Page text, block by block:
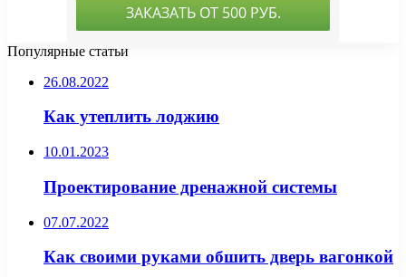
Популярные статьи
26.08.2022
Как утеплить лоджию
10.01.2023
Проектирование дренажной системы
07.07.2022
Как своими руками обшить дверь вагонкой